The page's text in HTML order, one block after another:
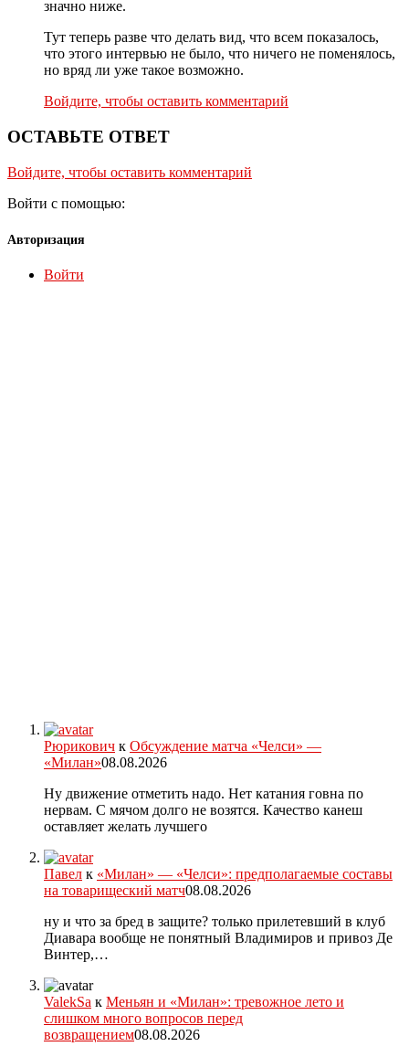
значно ниже.
Тут теперь разве что делать вид, что всем показалось,
что этого интервью не было, что ничего не поменялось,
но вряд ли уже такое возможно.
Войдите, чтобы оставить комментарий
ОСТАВЬТЕ ОТВЕТ
Войдите, чтобы оставить комментарий
Войти с помощью:
Авторизация
Войти
Рюрикович к Обсуждение матча «Челси» —
«Милан»08.08.2026
Ну движение отметить надо. Нет катания говна по
нервам. С мячом долго не возятся. Качество канеш
оставляет желать лучшего
Павел к «Милан» — «Челси»: предполагаемые составы
на товарищеский матч08.08.2026
ну и что за бред в защите? только прилетевший в клуб
Диавара вообще не понятный Владимиров и привоз Де
Винтер,…
ValekSa к Меньян и «Милан»: тревожное лето и
слишком много вопросов перед
возвращением08.08.2026